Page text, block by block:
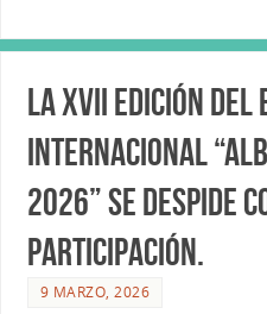
La XVII edición
internacional
2026” se despide
participación.
9 MARZO, 2026